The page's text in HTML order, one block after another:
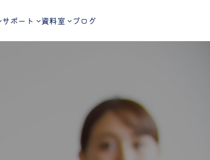
サポート 資料室 ブログ